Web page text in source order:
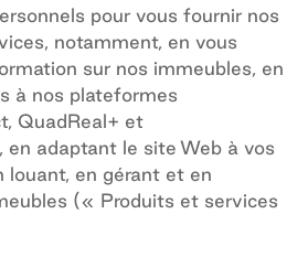
pour vous fournir nos
notamment, en vous
sur nos immeubles, en
à nos plateformes
QuadReal+ et
en adaptant le site Web à vos
louant, en gérant et en
(« Produits et services